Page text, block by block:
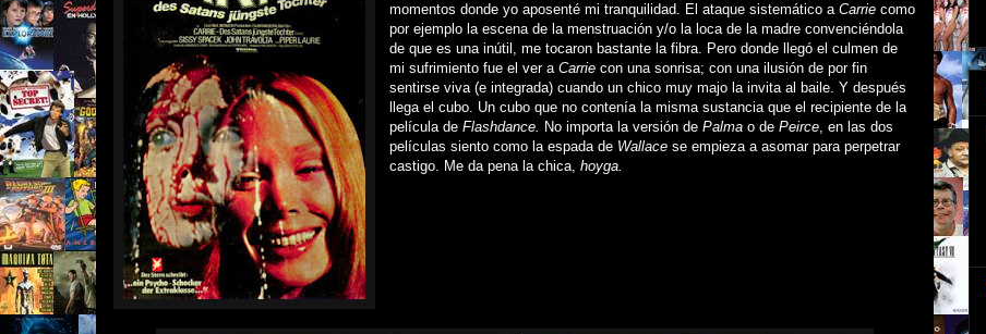
momentos donde yo aposenté mi tranquilidad. El ataque sistemático a Carrie como
por ejemplo la escena de la menstruación y/o la loca de la madre convenciéndola
de que es una inútil, me tocaron bastante la fibra. Pero donde llegó el culmen de
mi sufrimiento fue el ver a Carrie con una sonrisa; con una ilusión de por fin
sentirse viva (e integrada) cuando un chico muy majo la invita al baile. Y después
llega el cubo. Un cubo que no contenía la misma sustancia que el recipiente de la
película de Flashdance. No importa la versión de Palma o de Peirce, en las dos
películas siento como la espada de Wallace se empieza a asomar para perpetrar
castigo. Me da pena la chica, hoyga.